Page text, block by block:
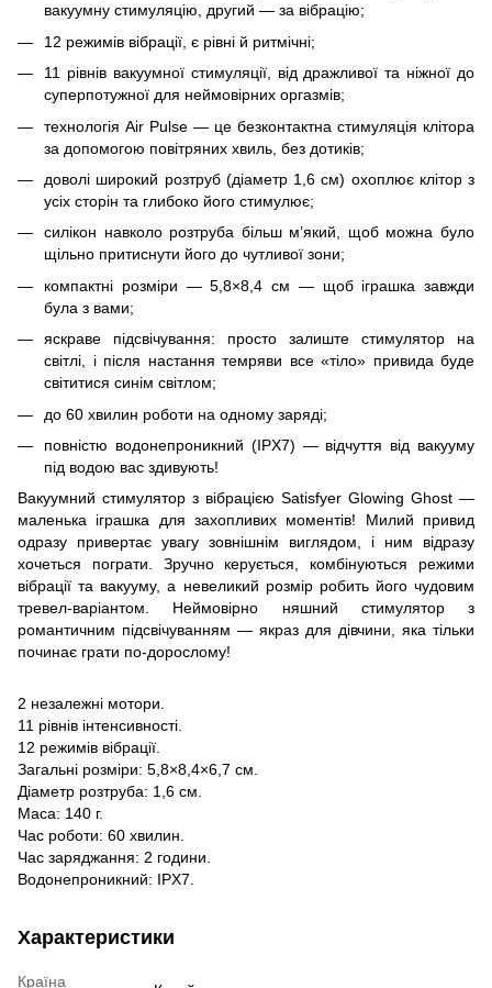
вакуумну стимуляцію, другий — за вібрацію;
12 режимів вібрації, є рівні й ритмічні;
11 рівнів вакуумної стимуляції, від дражливої та ніжної до
суперпотужної для неймовірних оргазмів;
технологія Air Pulse — це безконтактна стимуляція клітора
за допомогою повітряних хвиль, без дотиків;
доволі широкий розтруб (діаметр 1,6 см) охоплює клітор з
усіх сторін та глибоко його стимулює;
силікон навколо розтруба більш м’який, щоб можна було
щільно притиснути його до чутливої зони;
компактні розміри — 5,8×8,4 см — щоб іграшка завжди
була з вами;
яскраве підсвічування: просто залиште стимулятор на
світлі, і після настання темряви все «тіло» привида буде
світитися синім світлом;
до 60 хвилин роботи на одному заряді;
повністю водонепроникний (IPX7) — відчуття від вакууму
під водою вас здивують!
Вакуумний стимулятор з вібрацією Satisfyer Glowing Ghost —
маленька іграшка для захопливих моментів! Милий привид
одразу привертає увагу зовнішнім виглядом, і ним відразу
хочеться пограти. Зручно керується, комбінуються режими
вібрації та вакууму, а невеликий розмір робить його чудовим
тревел-варіантом. Неймовірно няшний стимулятор з
романтичним підсвічуванням — якраз для дівчини, яка тільки
починає грати по-дорослому!
2 незалежні мотори.
11 рівнів інтенсивності.
12 режимів вібрації.
Загальні розміри: 5,8×8,4×6,7 см.
Діаметр розтруба: 1,6 см.
Маса: 140 г.
Час роботи: 60 хвилин.
Час заряджання: 2 години.
Водонепроникний: IPX7.
Характеристики
Країна